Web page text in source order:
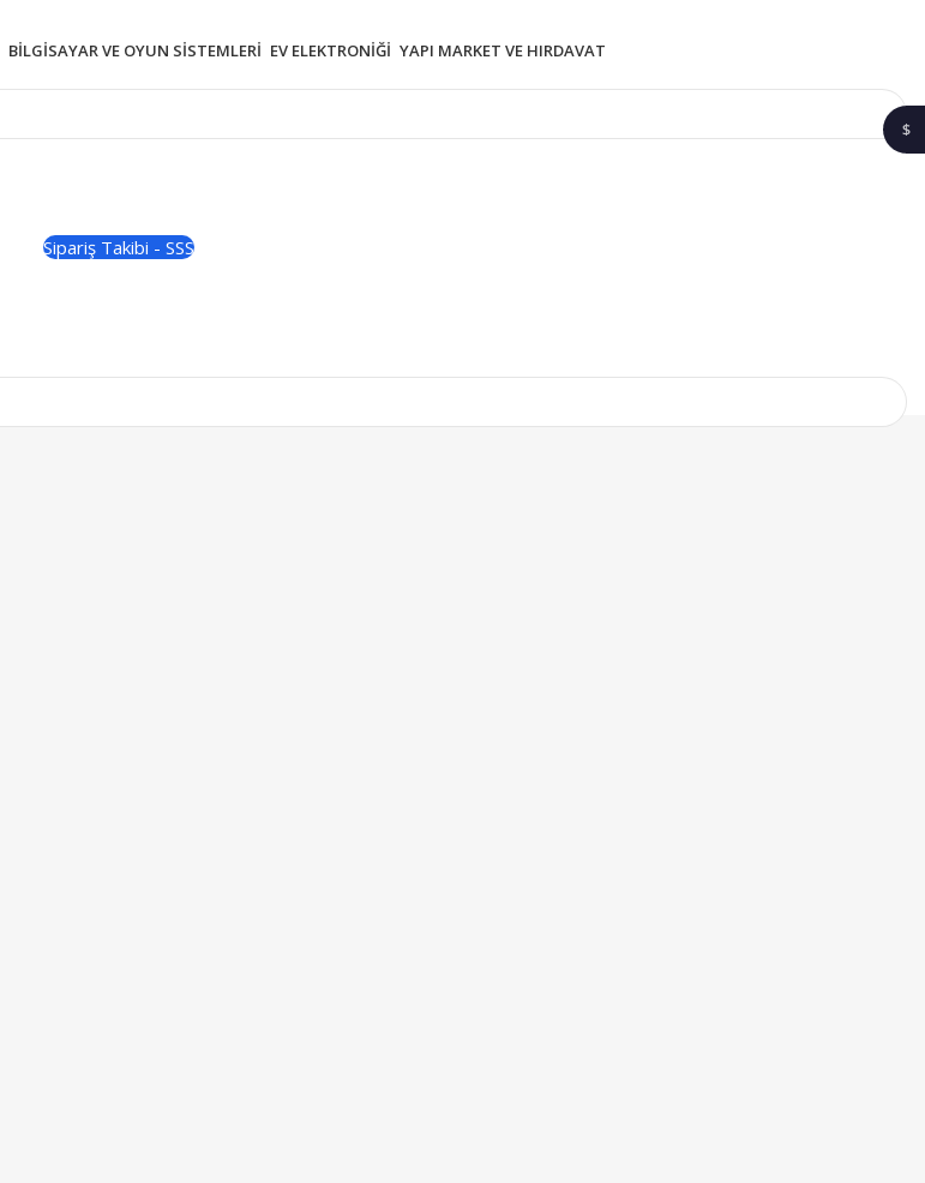
BILGISAYAR VE OYUN SISTEMLERI EV ELEKTRONIĞI YAPI MARKET VE HIRDAVAT
Sipariş Takibi - SSS
$